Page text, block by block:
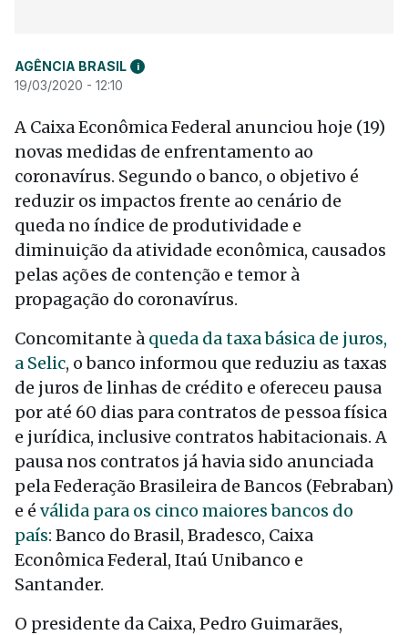
AGÊNCIA BRASIL i
19/03/2020 - 12:10
A Caixa Econômica Federal anunciou hoje (19)
novas medidas de enfrentamento ao
coronavírus. Segundo o banco, o objetivo é
reduzir os impactos frente ao cenário de
queda no índice de produtividade e
diminuição da atividade econômica, causados
pelas ações de contenção e temor à
propagação do coronavírus.
Concomitante à queda da taxa básica de juros,
a Selic, o banco informou que reduziu as taxas
de juros de linhas de crédito e ofereceu pausa
por até 60 dias para contratos de pessoa física
e jurídica, inclusive contratos habitacionais. A
pausa nos contratos já havia sido anunciada
pela Federação Brasileira de Bancos (Febraban)
e é válida para os cinco maiores bancos do
país: Banco do Brasil, Bradesco, Caixa
Econômica Federal, Itaú Unibanco e
Santander.
O presidente da Caixa, Pedro Guimarães,